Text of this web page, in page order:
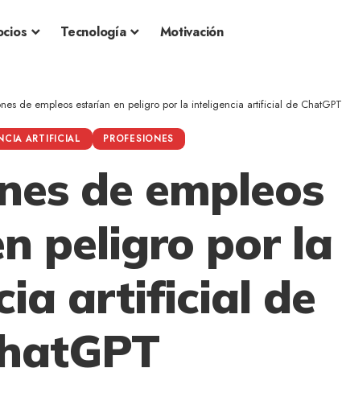
Tecnología Motivación
de empleos estarían en peligro por la inteligencia artificial de ChatGPT
ARTIFICIAL PROFESIONES
de empleos
peligro por la
artificial de